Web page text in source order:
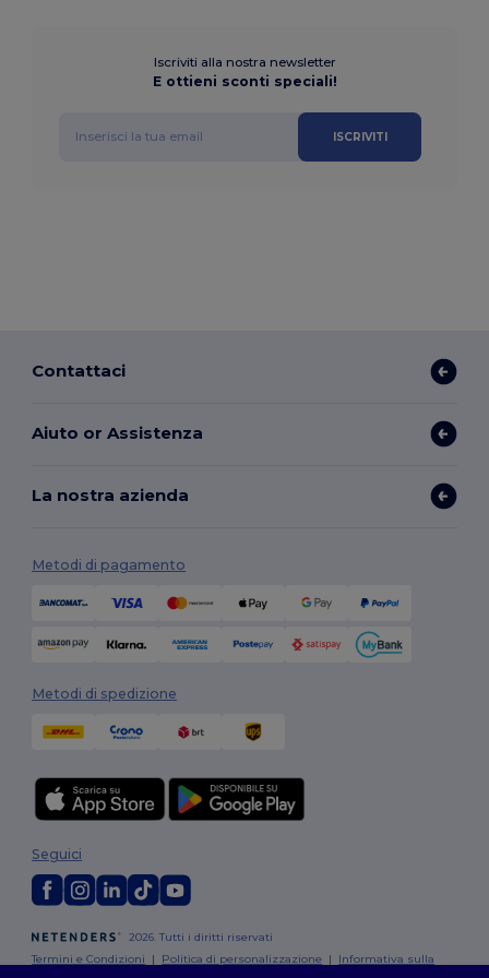
Iscriviti alla nostra newsletter
E ottieni sconti speciali!
ISCRIVITI
Contattaci
Aiuto or Assistenza
La nostra azienda
Metodi di pagamento
Metodi di spedizione
2026. Tutti i diritti riservati
Termini e Condizioni | Politica di personalizzazione | Informativa sulla
Seguici